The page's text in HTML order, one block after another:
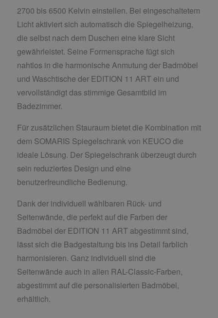
2700 bis 6500 Kelvin einstellen. Bei eingeschaltetem
Licht aktiviert sich automatisch die Spiegelheizung,
die selbst nach dem Duschen eine klare Sicht
gewährleistet. Seine Formensprache fügt sich
nahtlos in die harmonische Anmutung der Badmöbel
und Waschtische der EDITION 11 ART ein und
vervollständigt das stimmige Gesamtbild im
Badezimmer.
Für zusätzlichen Stauraum bietet die Kombination mit
dem SOMARIS Spiegelschrank von KEUCO die
ideale Lösung. Der Spiegelschrank überzeugt durch
sein reduziertes Design und eine
benutzerfreundliche Bedienung.
Dank der individuell wählbaren Rück- und
Seitenwände, die perfekt auf die Farben der
Badmöbel der EDITION 11 ART abgestimmt sind,
lässt sich die Badgestaltung bis ins Detail farblich
harmonisieren. Ganz individuell sind die
Seitenwände auch in allen RAL-Classic-Farben,
abgestimmt auf die personalisierten Badmöbel,
erhältlich.